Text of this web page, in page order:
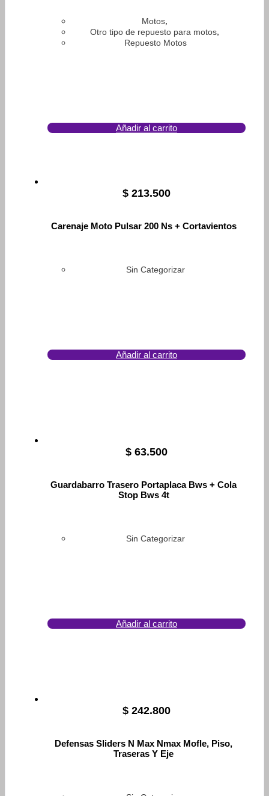
Motos,
Otro tipo de repuesto para motos,
Repuesto Motos
Añadir al carrito
$ 213.500
Carenaje Moto Pulsar 200 Ns + Cortavientos
Sin Categorizar
Añadir al carrito
$ 63.500
Guardabarro Trasero Portaplaca Bws + Cola
Stop Bws 4t
Sin Categorizar
Añadir al carrito
$ 242.800
Defensas Sliders N Max Nmax Mofle, Piso,
Traseras Y Eje